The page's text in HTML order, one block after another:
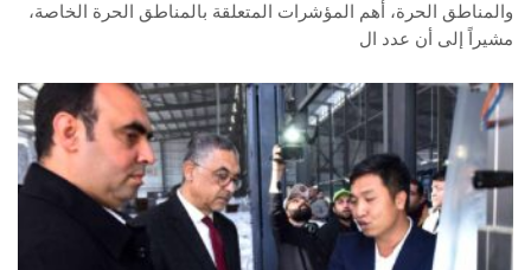
والمناطق الحرة، أهم المؤشرات المتعلقة بالمناطق الحرة الخاصة،
مشيراً إلى أن عدد ال